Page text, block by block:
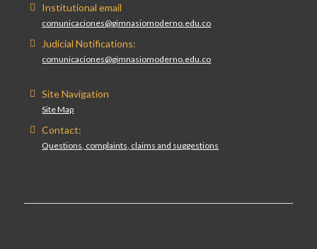
Institutional email
comunicaciones@gimnasiomoderno.edu.co
Judicial Notifications:
comunicaciones@gimnasiomoderno.edu.co
Site Navigation
Site Map
Contact:
Questions, complaints, claims and suggestions